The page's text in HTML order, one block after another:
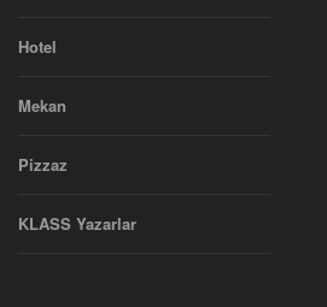
Hotel
Mekan
Pizzaz
KLASS Yazarlar